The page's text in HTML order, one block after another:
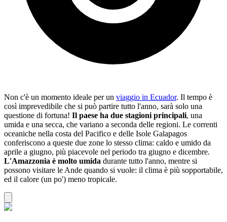
Non c'è un momento ideale per un viaggio in Ecuador. Il tempo è
così imprevedibile che si può partire tutto l'anno, sarà solo una
questione di fortuna! Il paese ha due stagioni principali, una
umida e una secca, che variano a seconda delle regioni. Le correnti
oceaniche nella costa del Pacifico e delle Isole Galapagos
conferiscono a queste due zone lo stesso clima: caldo e umido da
aprile a giugno, più piacevole nel periodo tra giugno e dicembre.
L'Amazzonia è molto umida durante tutto l'anno, mentre si
possono visitare le Ande quando si vuole: il clima è più sopportabile,
ed il calore (un po') meno tropicale.